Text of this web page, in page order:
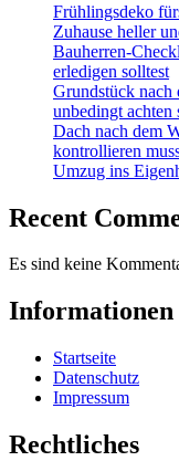
Frühlingsdeko
Zuhause heller
Bauherren-
erledigen solltest
Grundstück nach
unbedingt achten
Dach nach dem
kontrollieren
Umzug ins
Recent
Es sind keine
Informationen
Startseite
Datenschutz
Impressum
Rechtliches